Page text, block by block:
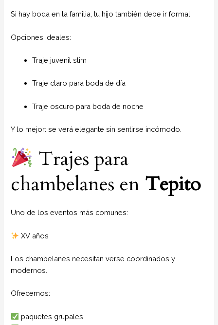
Si hay boda en la familia, tu hijo también debe ir formal.
Opciones ideales:
Traje juvenil slim
Traje claro para boda de día
Traje oscuro para boda de noche
Y lo mejor: se verá elegante sin sentirse incómodo.
Trajes para
chambelanes en Tepito
Uno de los eventos más comunes:
XV años
Los chambelanes necesitan verse coordinados y
modernos.
Ofrecemos:
paquetes grupales